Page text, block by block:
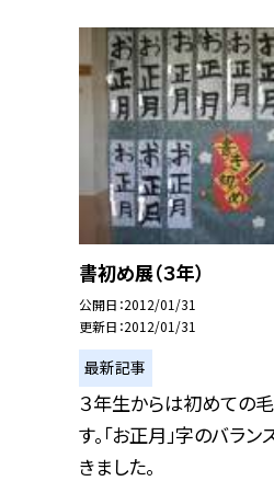
書初め展（３年）
公開日 2012/01/31
更新日 2012/01/31
最新記事
３年生からは初めての
す。「お正月」字のバラ
きました。